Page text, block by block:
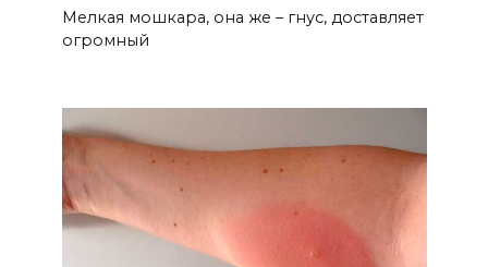
Мелкая мошкара, она же – гнус, доставляет
огромный